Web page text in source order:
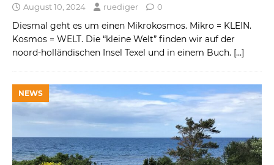
August 10, 2024 ruediger 0
Diesmal geht es um einen Mikrokosmos. Mikro = KLEIN.
Kosmos = WELT. Die “kleine Welt” finden wir auf der
noord-holländischen Insel Texel und in einem Buch. […]
NEWS